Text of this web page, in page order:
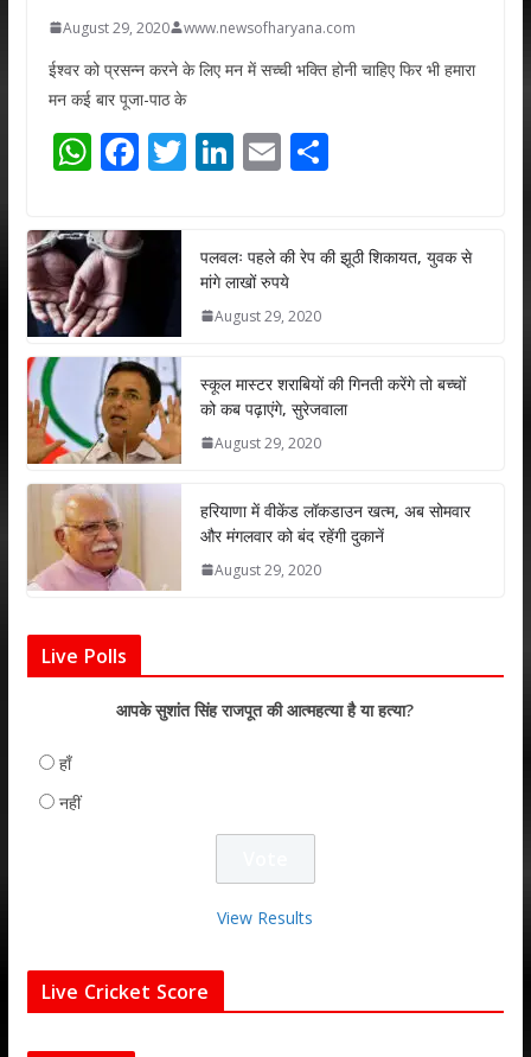
August 29, 2020 www.newsofharyana.com
ईश्वर को प्रसन्न करने के लिए मन में सच्ची भक्ति होनी चाहिए फिर भी हमारा
मन कई बार पूजा-पाठ के
W
at
s
A
p
p
F
e
b
o
k
T
er
Li
e
dI
n
E
l
S
e
पलवलः पहले की रेप की झूठी शिकायत, युवक से
मांगे लाखों रुपये
August 29, 2020
स्कूल मास्टर शराबियों की गिनती करेंगे तो बच्चों
को कब पढ़ाएंगे, सुरेजवाला
August 29, 2020
हरियाणा में वीकेंड लॉकडाउन खत्म, अब सोमवार
और मंगलवार को बंद रहेंगी दुकानें
August 29, 2020
Live Polls
आपके सुशांत सिंह राजपूत की आत्महत्या है या हत्या?
हाँ
नहीं
View Results
Live Cricket Score